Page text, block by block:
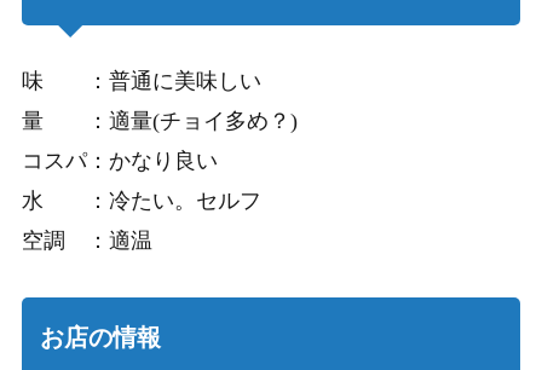
味 ：普通に美味しい
量 ：適量(チョイ多め？)
コスパ：かなり良い
水 ：冷たい。セルフ
空調 ：適温
お店の情報